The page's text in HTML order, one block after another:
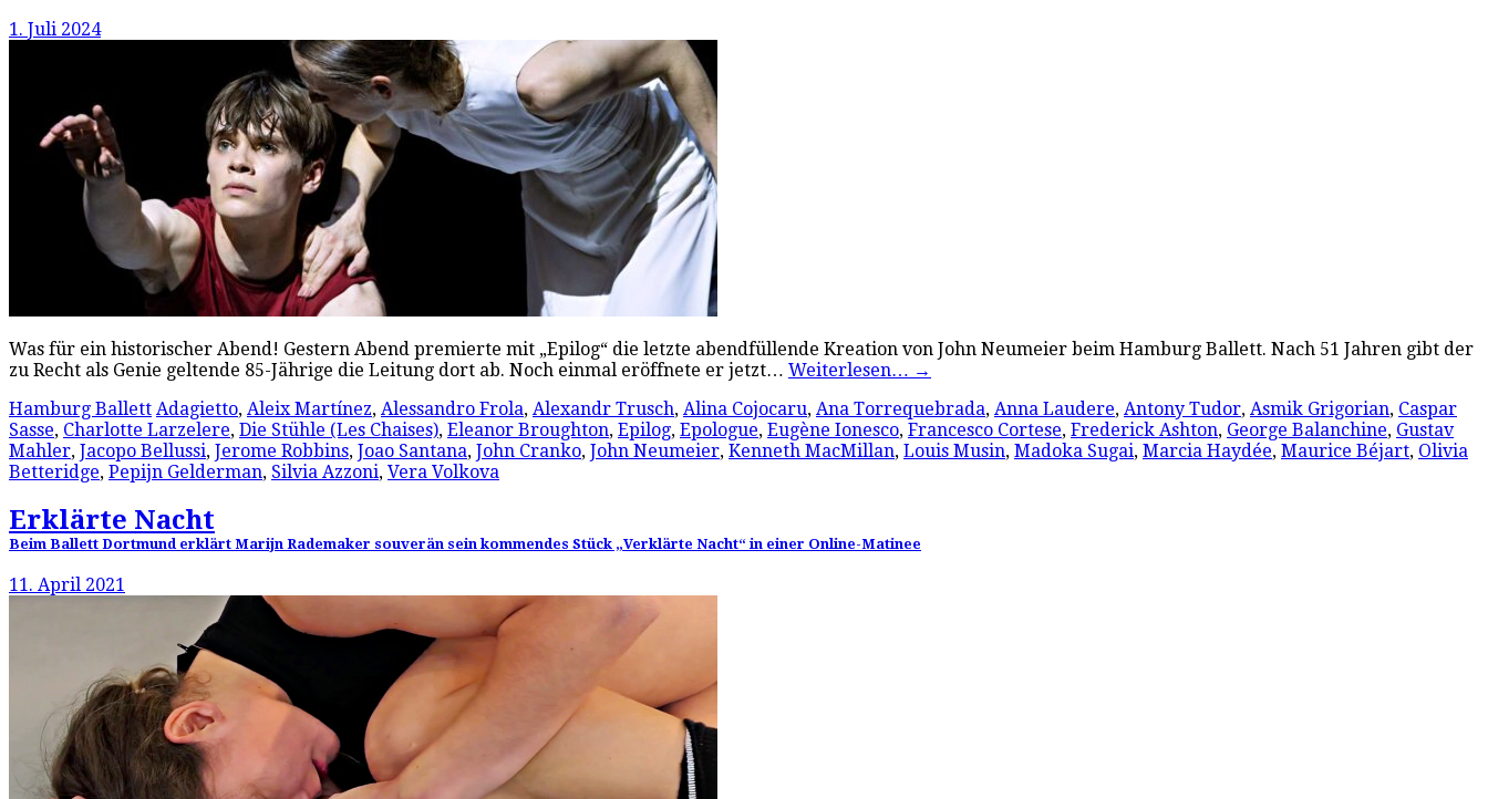
1. Juli 2024
Was für ein historischer Abend! Gestern Abend premierte mit „Epilog“ die letzte abendfüllende Kreation von John Neumeier beim Hamburg Ballett. Nach 51 Jahren gibt der
zu Recht als Genie geltende 85-Jährige die Leitung dort ab. Noch einmal eröffnete er jetzt… Weiterlesen… →
Hamburg Ballett Adagietto, Aleix Martínez, Alessandro Frola, Alexandr Trusch, Alina Cojocaru, Ana Torrequebrada, Anna Laudere, Antony Tudor, Asmik Grigorian, Caspar
Sasse, Charlotte Larzelere, Die Stühle (Les Chaises), Eleanor Broughton, Epilog, Epologue, Eugène Ionesco, Francesco Cortese, Frederick Ashton, George Balanchine, Gustav
Mahler, Jacopo Bellussi, Jerome Robbins, Joao Santana, John Cranko, John Neumeier, Kenneth MacMillan, Louis Musin, Madoka Sugai, Marcia Haydée, Maurice Béjart, Olivia
Betteridge, Pepijn Gelderman, Silvia Azzoni, Vera Volkova
Erklärte Nacht
Beim Ballett Dortmund erklärt Marijn Rademaker souverän sein kommendes Stück „Verklärte Nacht“ in einer Online-Matinee
11. April 2021